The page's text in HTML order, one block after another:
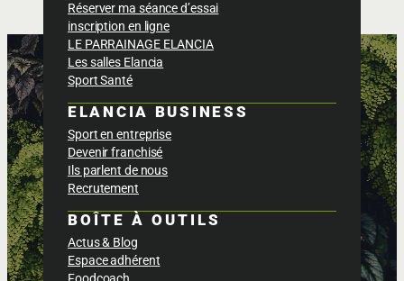
Réserver ma séance d’essai
inscription en ligne
LE PARRAINAGE ELANCIA
Les salles Elancia
Sport Santé
ELANCIA BUSINESS
Sport en entreprise
Devenir franchisé
Ils parlent de nous
Recrutement
BOÎTE À OUTILS
Actus & Blog
Espace adhérent